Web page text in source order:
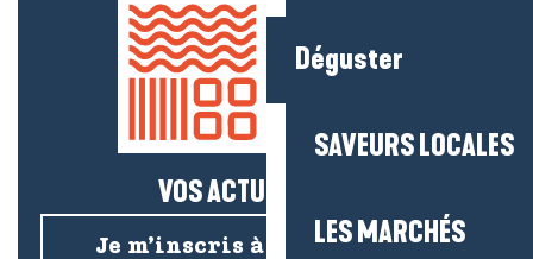
Déguster
SAVEURS LOCALES
LES MARCHÉS
VOS ACTUS SALÉES !
Je m’inscris à la newsletter